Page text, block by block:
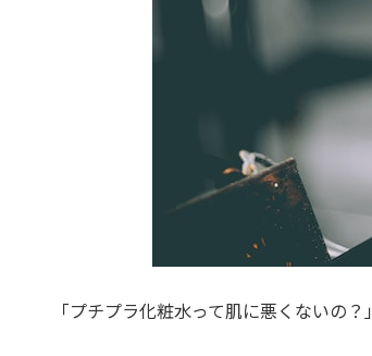
「プチプラ化粧水って肌に悪くないの？」